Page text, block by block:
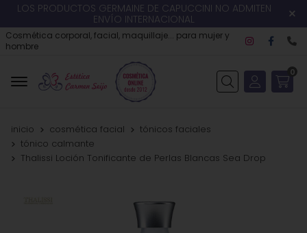
LOS PRODUCTOS GERMAINE DE CAPUCCINI NO ADMITEN
ENVÍO INTERNACIONAL
Cosmética corporal, facial, maquillaje... para mujer y
hombre
Buscar
0
inicio cosmética facial
tónicos faciales
tónico calmante
Thalissi Loción Tonificante de Perlas Blancas Sea Drop